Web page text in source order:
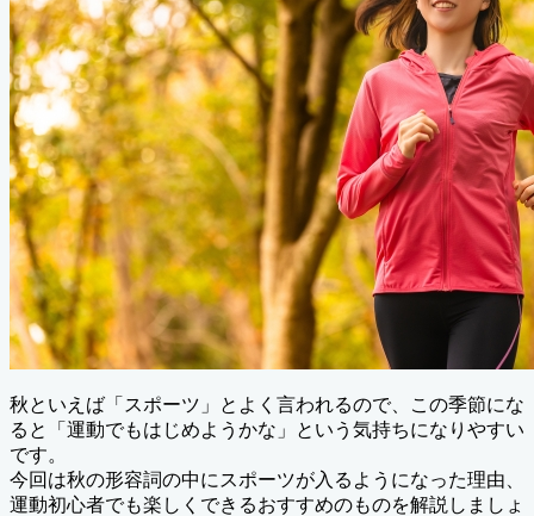
秋といえば「スポーツ」とよく言われるので、この季節にな
ると「運動でもはじめようかな」という気持ちになりやすい
です。
今回は秋の形容詞の中にスポーツが入るようになった理由、
運動初心者でも楽しくできるおすすめのものを解説しましょ